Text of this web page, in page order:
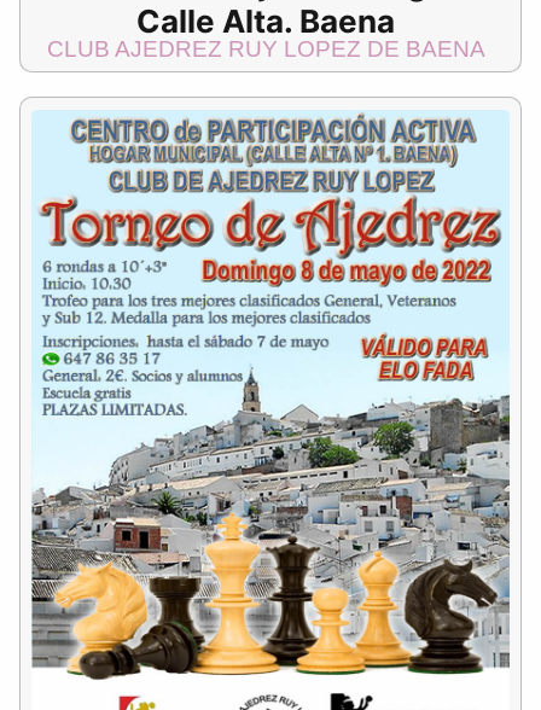
Calle Alta. Baena
CLUB AJEDREZ RUY LOPEZ DE BAENA